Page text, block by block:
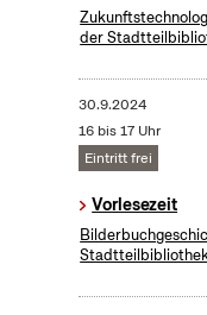
der
30.9.2024
16 bis 17 Uhr
Eintritt frei
Vorlesezeit